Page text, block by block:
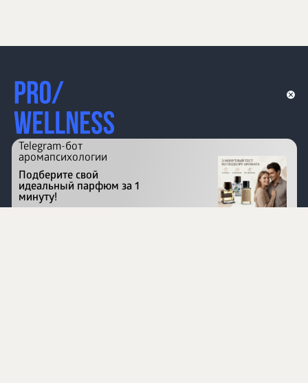
Перейти на сайт
Telegram-бот
аромапсихологии
Подберите свой
идеальный парфюм за 1
минуту!